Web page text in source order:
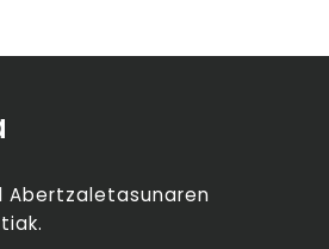
Abertzaletasunaren